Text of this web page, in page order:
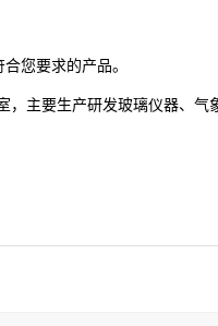
您要求的产品。
，主要生产研发玻璃仪器、气